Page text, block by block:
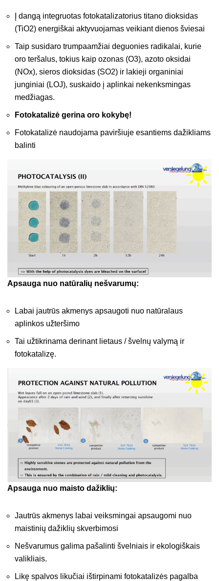
Į dangą integruotas fotokatalizatorius titano dioksidas
(TiO2) energiškai aktyvuojamas veikiant dienos šviesai
Taip susidaro trumpaamžiai deguonies radikalai, kurie
oro teršalus, tokius kaip ozonas (O3), azoto oksidai
(NOx), sieros dioksidas (SO2) ir lakieji organiniai
junginiai (LOJ), suskaido į aplinkai nekenksmingas
medžiagas.
Fotokatalizė gerina oro kokybę!
Fotokatalizė naudojama paviršiuje esantiems dažikliams
balinti
Apsauga nuo natūralių nešvarumų:
Labai jautrūs akmenys apsaugoti nuo natūralaus
aplinkos užteršimo
Tai užtikrinama derinant lietaus / švelnų valymą ir
fotokatalizę.
Apsauga nuo maisto dažiklių:
Jautrūs akmenys labai veiksmingai apsaugomi nuo
maistinių dažiklių skverbimosi
Nešvarumus galima pašalinti švelniais ir ekologiškais
valikliais.
Likę spalvos likučiai ištirpinami fotokatalizės pagalba